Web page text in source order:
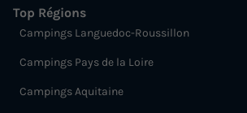
Top Régions
Campings Languedoc-Roussillon
Campings Pays de la Loire
Campings Aquitaine